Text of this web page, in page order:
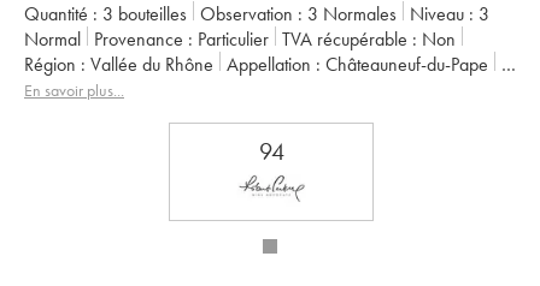
Quantité : 3 bouteilles Observation : 3 Normales Niveau : 3
Normal
Provenance : particulier TVA récupérable :
non
Région :
Vallée du Rhône Appellation :
Châteauneuf-du-Pape
Propriétaire :
En savoir plus...
94